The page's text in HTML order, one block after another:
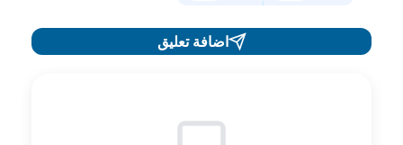
اضافة تعليق